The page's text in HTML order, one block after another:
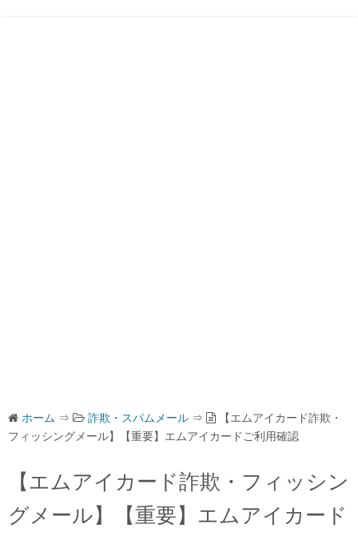
ホーム ⇒ 詐欺・スパムメール ⇒
【エムアイカード詐欺・
フィッシングメール】【重要】エムアイカードご利用確認
【エムアイカード詐欺・フィッシン
グメール】【重要】エムアイカード